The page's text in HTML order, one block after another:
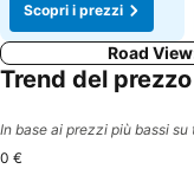
Scopri i prezzi
Road
Trend del prezzo
In base ai prezzi più bassi
0 €